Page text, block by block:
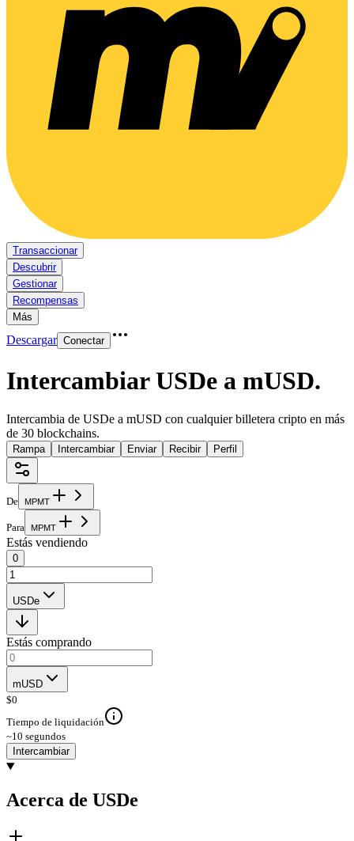
Transaccionar
Descubrir
Gestionar
Recompensas
Más
Descargar Conectar
Intercambiar USDe a mUSD.
Intercambia de USDe a mUSD con cualquier billetera cripto en más
de 30 blockchains.
Rampa Intercambiar Enviar Recibir Perfil
De MPMT
Para MPMT
Estás vendiendo
0
USDe
Estás comprando
mUSD
$0
Tiempo de liquidación
~10 segundos
Intercambiar
Acerca de USDe